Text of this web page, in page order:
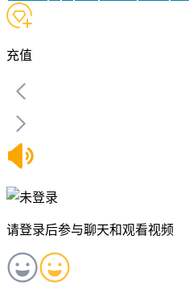
充值
请登录后参与聊天和观看视频